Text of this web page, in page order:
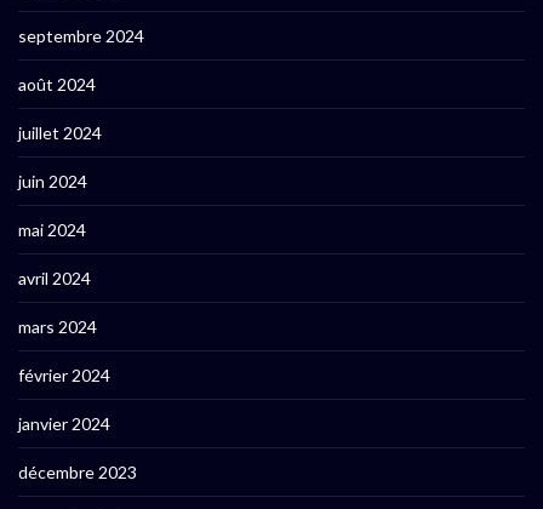
septembre 2024
août 2024
juillet 2024
juin 2024
mai 2024
avril 2024
mars 2024
février 2024
janvier 2024
décembre 2023